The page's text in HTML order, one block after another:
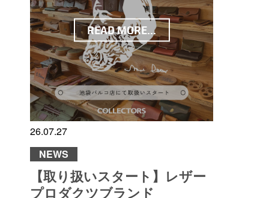
READ MORE...
26.07.27
NEWS
【取り扱いスタート】レザー
プロダクツブランド